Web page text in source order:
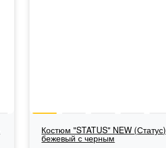
Костюм "STATUS" NEW (Статус)
бежевый с черным